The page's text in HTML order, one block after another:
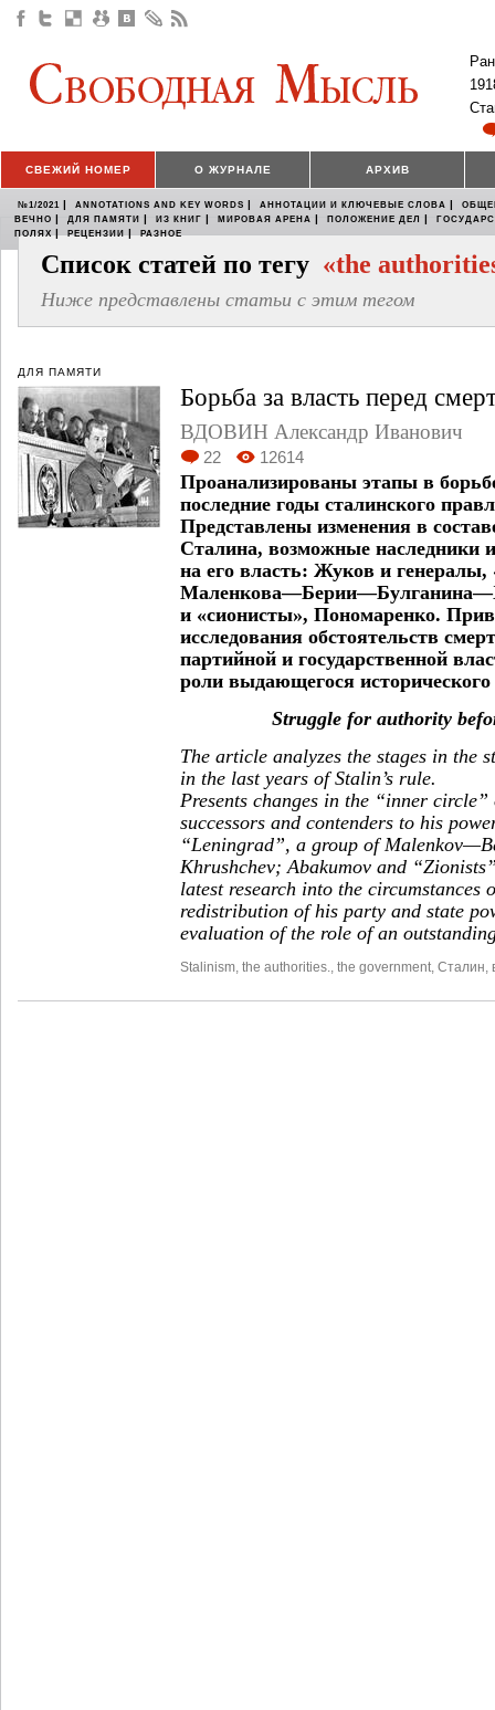
СВЕЖИЙ НОМЕР О ЖУРНАЛЕ АРХИВ
№1/2021 | ANNOTATIONS AND KEY WORDS | АННОТАЦИИ И КЛЮЧЕВЫЕ СЛОВА |
ВЕЧНО | ДЛЯ ПАМЯТИ | ИЗ КНИГ | МИРОВАЯ АРЕНА | ПОЛОЖЕНИЕ ДЕЛ |
ПОЛЯХ | РЕЦЕНЗИИ | РАЗНОЕ
Список статей по тегу «the
Ниже представлены статьи с этим тегом
ДЛЯ ПАМЯТИ
Борьба за власть перед
ВДОВИН Александр Иванович
22 12614
Проанализированы этапы в
последние годы сталинского
Представлены изменения в
Сталина, возможные наследники
на его власть: Жуков и генералы,
и «сионисты», Пономаренко.
исследования обстоятельств
партийной и государственной
роли выдающегося исторического
Struggle for authority
The article analyzes the stages in the
in the last years of Stalin’s rule.
Presents changes in the “inner circle”
successors and contenders to his
“Leningrad”, a group of
Khrushchev; Abakumov and
latest research into the circumstances
redistribution of his party and state
evaluation of the role of an
Stalinism the authorities. the government Сталин